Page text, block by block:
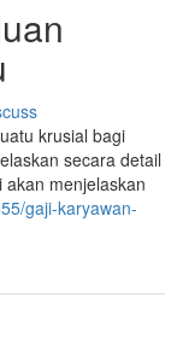
krusial bagi
secara detail
menjelaskan
gaji-karyawan-